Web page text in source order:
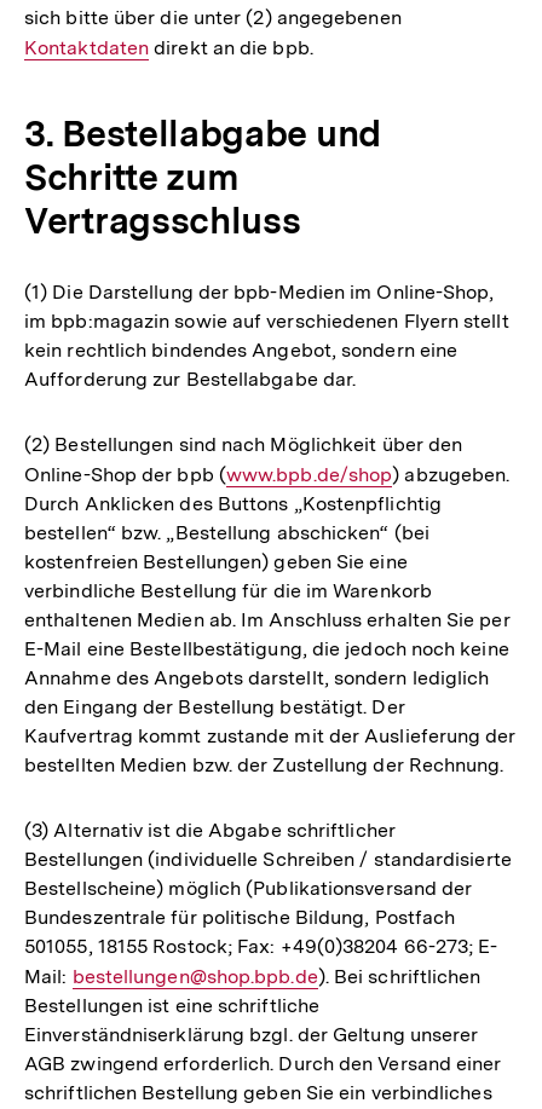
sich bitte über die unter (2) angegebenenInterner
Kontaktdaten direkt an die bpb.
3. Bestellabgabe und
Schritte zum
Vertragsschluss
(1) Die Darstellung der bpb-Medien im Online-Shop,
im bpb:magazin sowie auf verschiedenen Flyern stellt
kein rechtlich bindendes Angebot, sondern eine
Aufforderung zur Bestellabgabe dar.
(2) Bestellungen sind nach Möglichkeit über den
Online-Shop der bpb (Interner
Link:
www.bpb.de/shop) abzugeben.
Durch Anklicken des Buttons „Kostenpflichtig
bestellen“ bzw. „Bestellung abschicken“ (bei
kostenfreien Bestellungen) geben Sie eine
verbindliche Bestellung für die im Warenkorb
enthaltenen Medien ab. Im Anschluss erhalten Sie per
E-Mail eine Bestellbestätigung, die jedoch noch keine
Annahme des Angebots darstellt, sondern lediglich
den Eingang der Bestellung bestätigt. Der
Kaufvertrag kommt zustande mit der Auslieferung der
bestellten Medien bzw. der Zustellung der Rechnung.
(3) Alternativ ist die Abgabe schriftlicher
Bestellungen (individuelle Schreiben / standardisierte
Bestellscheine) möglich (Publikationsversand der
Bundeszentrale für politische Bildung, Postfach
501055, 18155 Rostock; Fax: +49(0)38204 66-273; E-
Mail: E-
Mail
Link:
bestellungen@shop.bpb.de). Bei schriftlichen
Bestellungen ist eine schriftliche
Einverständniserklärung bzgl. der Geltung unserer
AGB zwingend erforderlich. Durch den Versand einer
schriftlichen Bestellung geben Sie ein verbindliches